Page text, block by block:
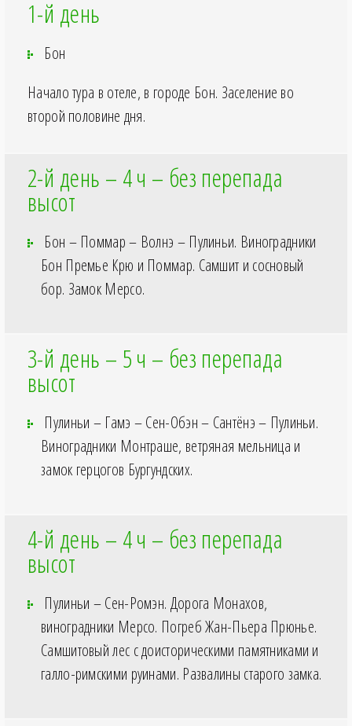
1-й день
Бон
Начало тура в отеле, в городе Бон. Заселение во
второй половине дня.
2-й день – 4ч – без перепада
высот
Бон – Поммар – Волнэ – Пулиньи. Виноградники
Бон Премье Крю и Поммар. Самшит и сосновый
бор. Замок Мерсо.
3-й день – 5ч – без перепада
высот
Пулиньи – Гамэ – Сен-Обэн – Сантёнэ – Пулиньи.
Виноградники Монтраше, ветряная мельница и
замок герцогов Бургундских.
4-й день – 4ч – без перепада
высот
Пулиньи – Сен-Ромэн. Дорога Монахов,
виноградники Мерсо. Погреб Жан-Пьера Прюнье.
Самшитовый лес с доисторическими памятниками и
галло-римскими руинами. Развалины старого замка.